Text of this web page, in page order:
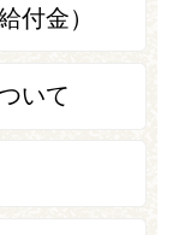
付金）
いて